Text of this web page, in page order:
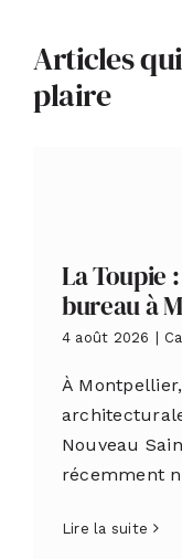
Articles
plaire
La Toupie
bureau à
4 août 2026 |
À
Nouveau
récemment
Lire la suite